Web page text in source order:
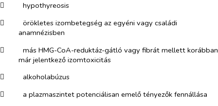
​
hypothyreosis
​
örökletes izombetegség az egyéni vagy családi
anamnézisben
​
más HMG-CoA-reduktáz-gátló vagy fibrát mellett korábban
már jelentkező izomtoxicitás
​
alkoholabúzus
​
a plazmaszintet potenciálisan emelő tényezők fennállása